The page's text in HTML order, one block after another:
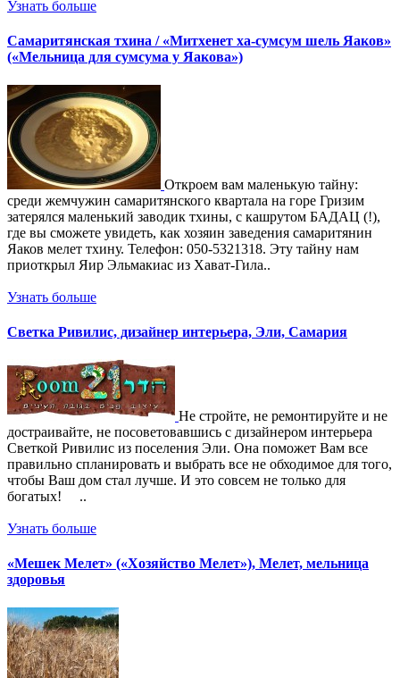
Узнать больше
Самаритянская тхина / «Митхенет ха-сумсум шель Яаков»
(«Мельница для сумсума у Яакова»)
Откроем вам маленькую тайну:
среди жемчужин самаритянского квартала на горе Гризим
затерялся маленький заводик тхины, с кашрутом БАДАЦ (!),
где вы сможете увидеть, как хозяин заведения самаритянин
Яаков мелет тхину. Телефон: 050-5321318. Эту тайну нам
приоткрыл Яир Эльмакиас из Хават-Гила..
Узнать больше
Светка Ривилис, дизайнер интерьера, Эли, Самария
Не стройте, не ремонтируйте и не
достраивайте, не посоветовавшись с дизайнером интерьера
Светкой Ривилис из поселения Эли. Она поможет Вам все
правильно спланировать и выбрать все не обходимое для того,
чтобы Ваш дом стал лучше. И это совсем не только для
богатых! ..
Узнать больше
«Мешек Мелет» («Хозяйство Мелет»), Мелет, мельница
здоровья